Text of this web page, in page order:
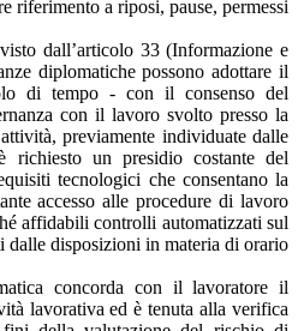
riferimento a riposi, pause, permessi
dall’articolo 33 (Informazione e
diplomatiche possono adottare il
di tempo - con il consenso del
con il lavoro svolto presso la
previamente individuate dalle
richiesto un presidio costante del
tecnologici che consentano la
accesso alle procedure di lavoro
affidabili controlli automatizzati sul
disposizioni in materia di orario
concorda con il lavoratore il
lavorativa ed è tenuta alla verifica